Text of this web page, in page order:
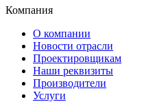
Компания
О компании
Новости отрасли
Проектировщикам
Наши реквизиты
Производители
Услуги